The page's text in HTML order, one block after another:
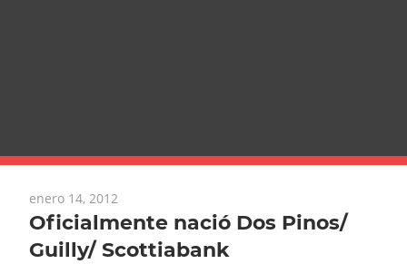
enero 14, 2012
Oficialmente nació Dos Pinos/
Guilly/ Scottiabank